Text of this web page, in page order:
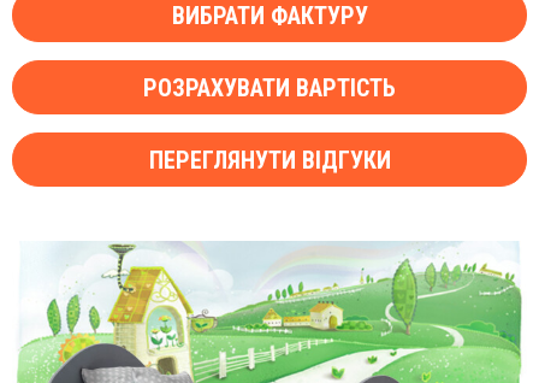
ВИБРАТИ ФАКТУРУ
РОЗРАХУВАТИ ВАРТІСТЬ
ПЕРЕГЛЯНУТИ ВІДГУКИ